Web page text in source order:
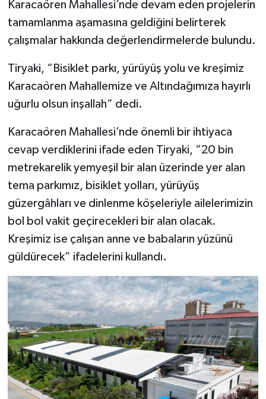
Karacaören Mahallesi’nde devam eden projelerin
tamamlanma aşamasına geldiğini belirterek
çalışmalar hakkında değerlendirmelerde bulundu.
Tiryaki, “Bisiklet parkı, yürüyüş yolu ve kreşimiz
Karacaören Mahallemize ve Altındağımıza hayırlı
uğurlu olsun inşallah” dedi.
Karacaören Mahallesi’nde önemli bir ihtiyaca
cevap verdiklerini ifade eden Tiryaki, “20 bin
metrekarelik yemyeşil bir alan üzerinde yer alan
tema parkımız, bisiklet yolları, yürüyüş
güzergâhları ve dinlenme köşeleriyle ailelerimizin
bol bol vakit geçirecekleri bir alan olacak.
Kreşimiz ise çalışan anne ve babaların yüzünü
güldürecek” ifadelerini kullandı.